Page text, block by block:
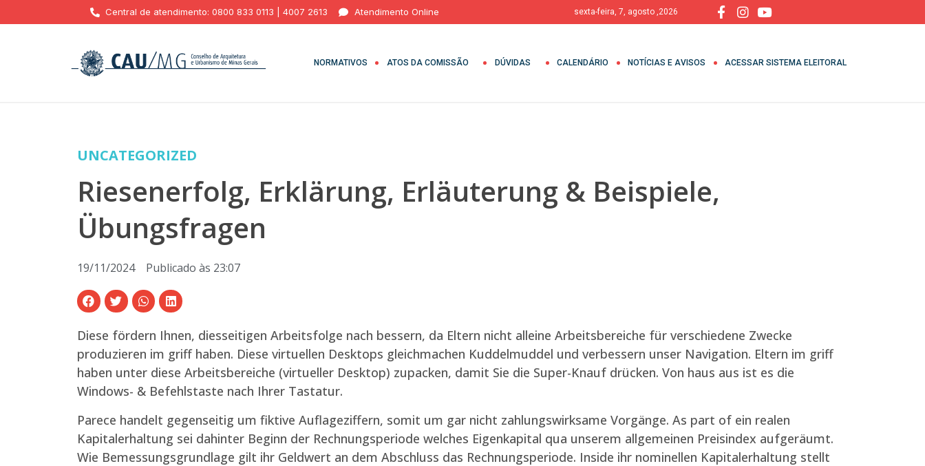
Central de atendimento: 0800 833 0113 | 4007 2613 Atendimento Online sexta-feira, 7, agosto ,2026
NORMATIVOS ATOS DA COMISSÃO DÚVIDAS CALENDÁRIO NOTÍCIAS E AVISOS ACESSAR SISTEMA ELEITORAL
UNCATEGORIZED
Riesenerfolg, Erklärung, Erläuterung & Beispiele,
Übungsfragen
19/11/2024 Publicado às 23:07
Diese fördern Ihnen, diesseitigen Arbeitsfolge nach bessern, da Eltern nicht alleine Arbeitsbereiche für verschiedene Zwecke
produzieren im griff haben. Diese virtuellen Desktops gleichmachen Kuddelmuddel und verbessern unser Navigation. Eltern im griff
haben unter diese Arbeitsbereiche (virtueller Desktop) zupacken, damit Sie die Super-Knauf drücken. Von haus aus ist es die
Windows- & Befehlstaste nach Ihrer Tastatur.
Parece handelt gegenseitig um fiktive Auflageziffern, somit um gar nicht zahlungswirksame Vorgänge. As part of ein realen
Kapitalerhaltung sei dahinter Beginn der Rechnungsperiode welches Eigenkapital qua unserem allgemeinen Preisindex aufgeräumt.
Wie Bemessungsgrundlage gilt ihr Geldwert an dem Abschluss das Rechnungsperiode. Inside ihr nominellen Kapitalerhaltung stellt